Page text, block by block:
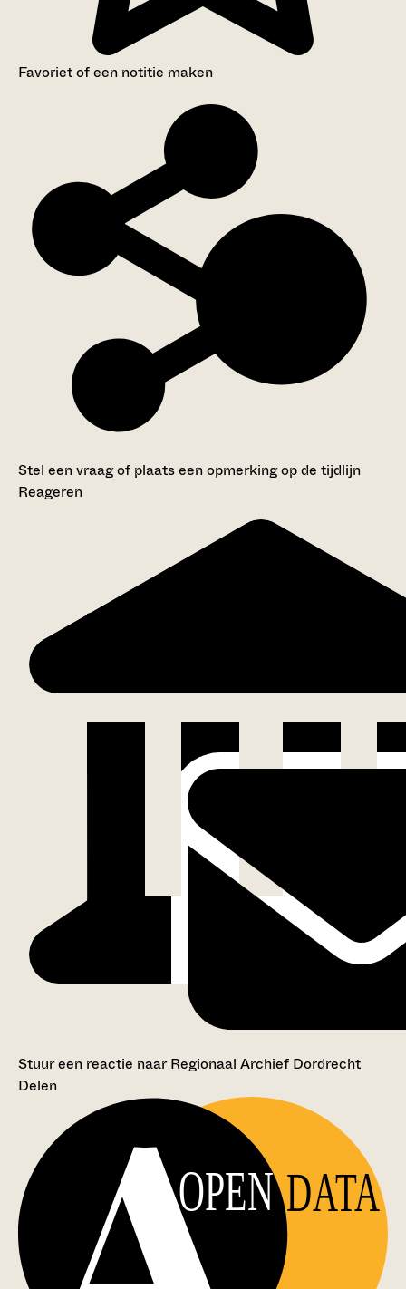
Favoriet of een notitie maken
Stel een vraag of plaats een opmerking op de tijdlijn
Reageren
Stuur een reactie naar Regionaal Archief Dordrecht
Delen
OPEN DATA